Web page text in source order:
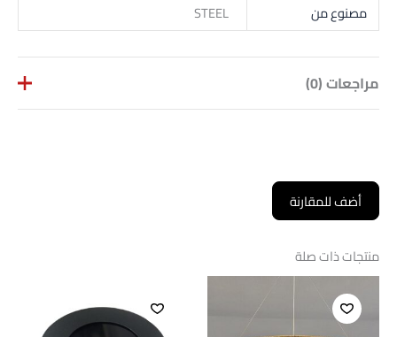
مصنوع من
STEEL
مراجعات (0)
كن أول من يقيم “أجهزه إضاءة معلقة
500MM”
بـ*
تقييمك*
مراجعتك
أضف للمقارنة
منتجات ذات صلة